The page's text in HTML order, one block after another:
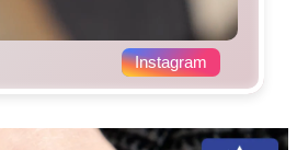
Instagram